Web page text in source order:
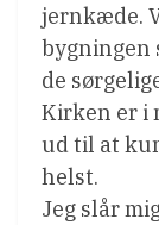
jernkæde.
bygningen
de
Kirken er i
ud til at
helst.
Jeg slår